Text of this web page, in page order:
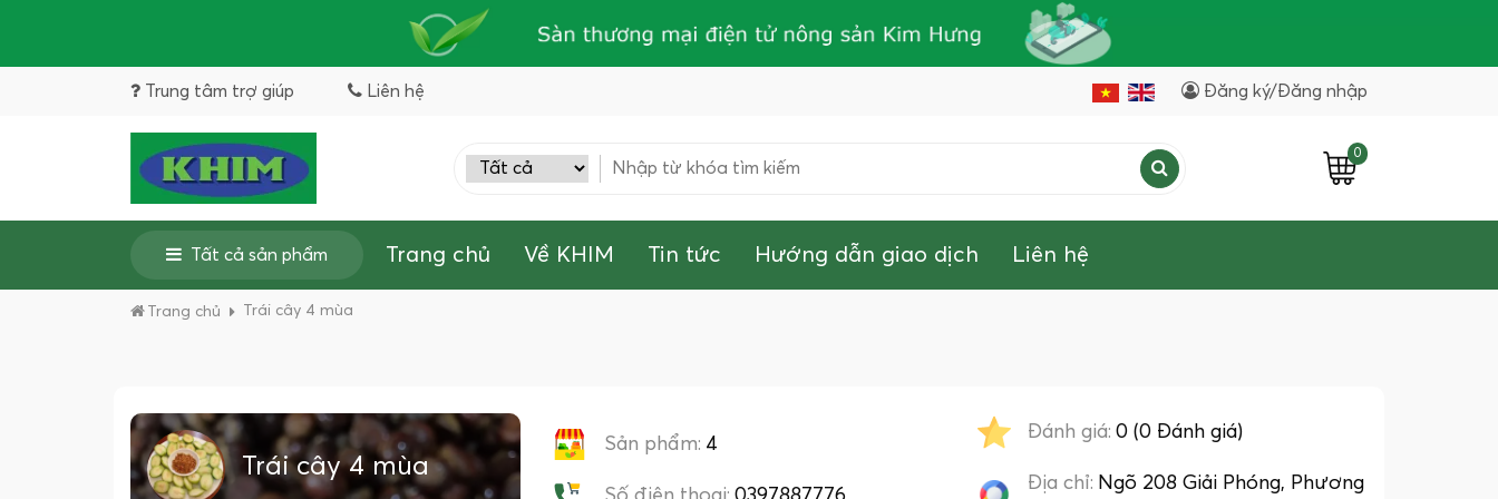
Trung tâm trợ giúp Liên hệ Đăng ký/Đăng nhập
0
Tất cả sản phẩm Trang chủ Về KHIM Tin tức Hướng dẫn giao dịch Liên hệ
Trang chủ Trái cây 4 mùa
Trái cây 4 mùa
Sản phẩm: 4
Đánh giá: 0 (0 Đánh giá)
Địa chỉ: Ngõ 208 Giải Phóng, Phương